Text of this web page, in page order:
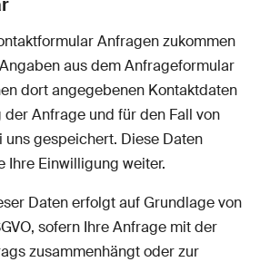
Anfragen zukommen
aus dem Anfrageformular
dort angegebenen Kontaktdaten
Anfrage und für den Fall von
gespeichert. Diese Daten
Ihre Einwilligung weiter.
Daten erfolgt auf Grundlage von
sofern Ihre Anfrage mit der
zusammenhängt oder zur